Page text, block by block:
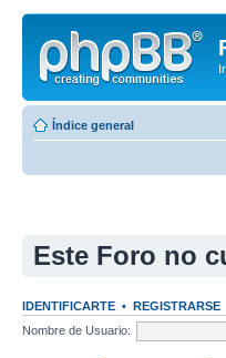
Índice general
Este Foro no
IDENTIFICARTE • REGISTRARSE
Nombre de Usuario: